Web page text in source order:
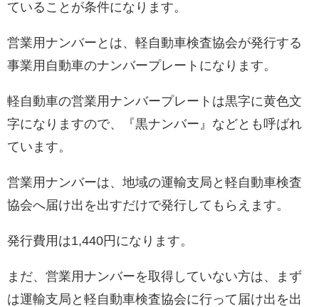
ていることが条件になります。
営業用ナンバーとは、軽自動車検査協会が発行する
事業用自動車のナンバープレートになります。
軽自動車の営業用ナンバープレートは黒字に黄色文
字になりますので、『黒ナンバー』などとも呼ばれ
ています。
営業用ナンバーは、地域の運輸支局と軽自動車検査
協会へ届け出を出すだけで発行してもらえます。
発行費用は1,440円になります。
まだ、営業用ナンバーを取得していない方は、まず
は運輸支局と軽自動車検査協会に行って届け出を出